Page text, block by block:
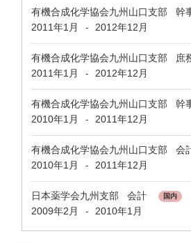
有機合成化学協会九州山口支部 幹
2011年1月 - 2012年12月
有機合成化学協会九州山口支部 庶
2011年1月 - 2012年12月
有機合成化学協会九州山口支部 幹
2010年1月 - 2011年12月
有機合成化学協会九州山口支部 会
2010年1月 - 2011年12月
日本薬学会九州支部 会計 国内
2009年2月 - 2010年1月